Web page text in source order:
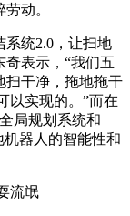
动。
系统2.0，让扫地
表示，“我们五
扫干净，拖地拖干
以实现的。”而在
局规划系统和
机器人的智能性和